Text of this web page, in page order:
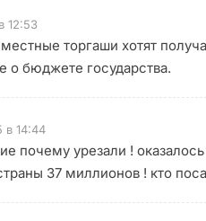
12:53
торгаши хотят
о бюджете государства.
в 14:44
почему урезали !
37 миллионов ! кто